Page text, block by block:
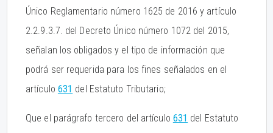
Único Reglamentario número 1625 de 2016 y artículo
2.2.9.3.7. del Decreto Único número 1072 del 2015,
señalan los obligados y el tipo de información que
podrá ser requerida para los fines señalados en el
artículo 631 del Estatuto Tributario;
Que el parágrafo tercero del artículo 631 del Estatuto